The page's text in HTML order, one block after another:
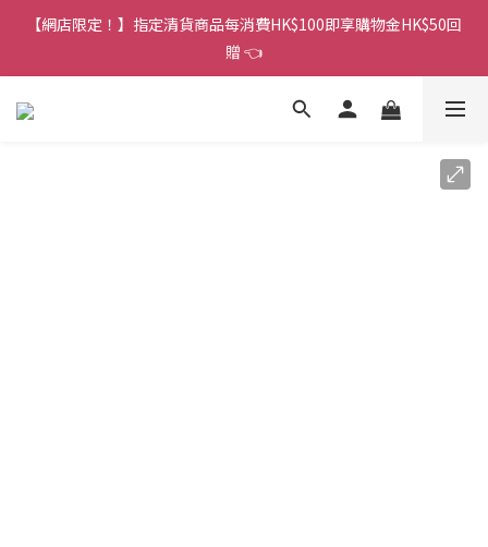
香港訂單金額滿HK$150包平郵｜滿HK$299包易寄取｜滿HK$499
包順豐／京東
【網店限定！】指定清貨商品每消費HK$100即享購物金HK$50回
贈 👈
香港訂單金額滿HK$150包平郵｜滿HK$299包易寄取｜滿HK$499